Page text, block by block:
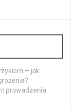
– jak
prowadzenia